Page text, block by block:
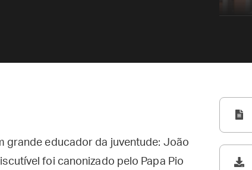
grande educador da juventude: João
foi canonizado pelo Papa Pio